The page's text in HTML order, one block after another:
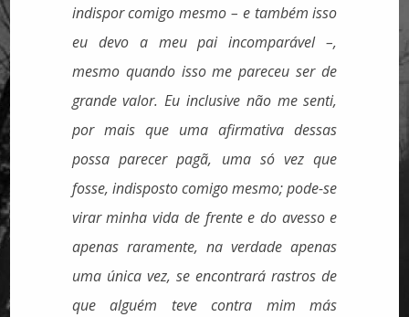
indispor comigo mesmo – e também isso
eu devo a meu pai incomparável –,
mesmo quando isso me pareceu ser de
grande valor. Eu inclusive não me senti,
por mais que uma afirmativa dessas
possa parecer pagã, uma só vez que
fosse, indisposto comigo mesmo; pode-se
virar minha vida de frente e do avesso e
apenas raramente, na verdade apenas
uma única vez, se encontrará rastros de
que alguém teve contra mim más